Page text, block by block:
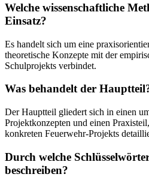
Welche wissenschaftliche
Einsatz?
Es handelt sich um eine
theoretische Konzepte mit der
Schulprojekts verbindet.
Was behandelt der
Der Hauptteil gliedert sich in einen
Projektkonzepten und einen
konkreten Feuerwehr-Projekts
Durch welche
beschreiben?